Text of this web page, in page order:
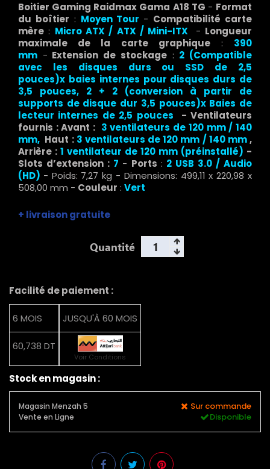
Boitier Gaming Raidmax Gama A18 TG - Format
du boîtier : Moyen Tour - Compatibilité carte
mère : Micro ATX / ATX / Mini-ITX - Longueur
maximale de la carte graphique: 390
mm - Extension de stockage: 2 (Compatible
avec les disques durs ou SSD de 2,5
pouces)x baies internes pour disques durs de
3,5 pouces, 2 + 2 (conversion à partir de
supports de disque dur 3,5 pouces)x Baies de
lecteur internes de 2,5 pouces - Ventilateurs
fournis : Avant : 3 ventilateurs de 120 mm / 140
mm, Haut : 3 ventilateurs de 120 mm / 140 mm,
Arrière : 1 ventilateur de 120 mm (préinstallé) -
Slots d’extension : 7 - Ports : 2 USB 3.0 / Audio
(HD) - Poids: 7,27 kg - Dimensions: 499,11 x 220,98 x
508,00 mm - Couleur : Vert
+ livraison gratuite
Quantité
Facilité de paiement :
6 MOIS
60,738 DT
JUSQU'À 60 MOIS
Voir Conditions
Stock en magasin :
Magasin Menzah 5 Sur commande
Vente en Ligne Disponible